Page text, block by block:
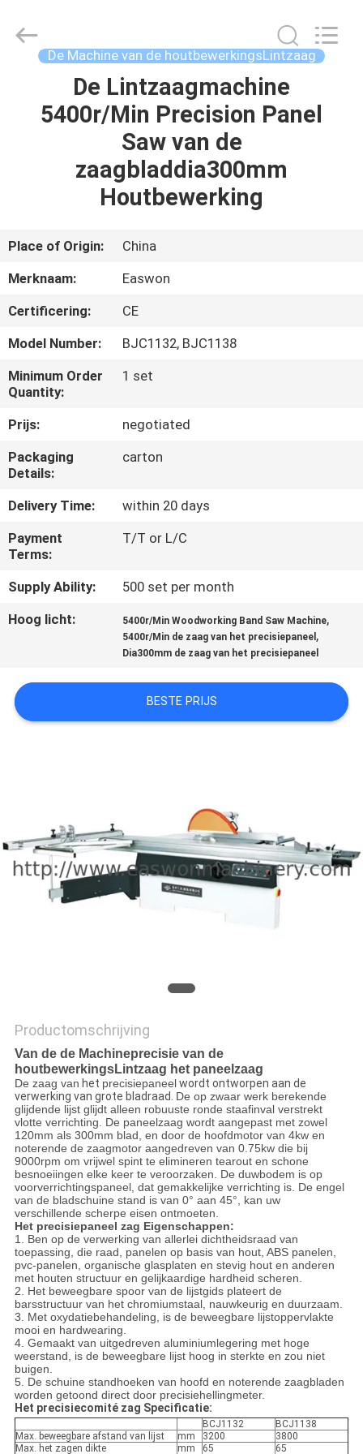
PRODUCTEN
ONGEVEER
FABRIEKSREIS
KWALITEITSCONTROLE
CONTACTEER
ONS
NIEUWS
VERZOEK
OM EEN
CITAAT
SITEMAP
POLICY
Export
De Machine van de houtbewerkingsLintzaag
De Lintzaagmachine
5400r/Min Precision Panel
Saw van de
zaagbladdia300mm
Houtbewerking
Place of Origin:
China
Merknaam:
Easwon
Certificering:
CE
Model Number:
BJC1132, BJC1138
Minimum Order
Quantity:
1 set
Prijs:
negotiated
Packaging
Details:
carton
Delivery Time:
within 20 days
Payment
Terms:
T/T or L/C
Supply Ability:
500 set per month
Hoog licht:
5400r/Min Woodworking Band Saw Machine,
5400r/Min de zaag van het precisiepaneel ,
Dia300mm de zaag van het precisiepaneel
BESTE PRIJS
Productomschrijving
Van de de Machineprecisie van de
houtbewerkingsLintzaag het paneelzaag
De zaag van het precisiepaneelwordt ontworpen aan de
verwerking van grote bladraad. De op zwaar werk berekende
glijdende lijst glijdt alleen robuuste ronde staafinval verstrekt
vlotte verrichting. De paneelzaag wordt aangepast met zowel
120mm als 300mm blad, en door de hoofdmotor van 4kw en
noterende de zaagmotor aangedreven van 0.75kw die bij
9000rpm om vrijwel spint te elimineren tearout en schone
besnoeiingen elke keer te veroorzaken. De duwbodem is op
voorverrichtingspaneel, dat gemakkelijke verrichting is. De engel
van de bladschuine stand is van 0° aan 45°, kan uw
verschillende scherpe eisen ontmoeten.
Het precisiepaneel zag Eigenschappen:
1. Ben op de verwerking van allerlei dichtheidsraad van
toepassing, die raad, panelen op basis van hout, ABS panelen,
pvc-panelen, organische glasplaten en stevig hout en anderen
met houten structuur en gelijkaardige hardheid scheren.
2. Het beweegbare spoor van de lijstgids plateert de
barsstructuur van het chromiumstaal, nauwkeurig en duurzaam.
3. Met oxydatiebehandeling, is de beweegbare lijstoppervlakte
mooi en hardwearing.
4. Gemaakt van uitgedreven aluminiumlegering met hoge
weerstand, is de beweegbare lijst hoog in sterkte en zou niet
buigen.
5. De schuine standhoeken van hoofd en noterende zaagbladen
worden getoond direct door precisiehellingmeter.
Het precisiecomité zag Specificatie:
BCJ1132
BCJ1138
Max. beweegbare afstand van lijst
mm 3200
3800
Max. het zagen dikte
mm 65 65